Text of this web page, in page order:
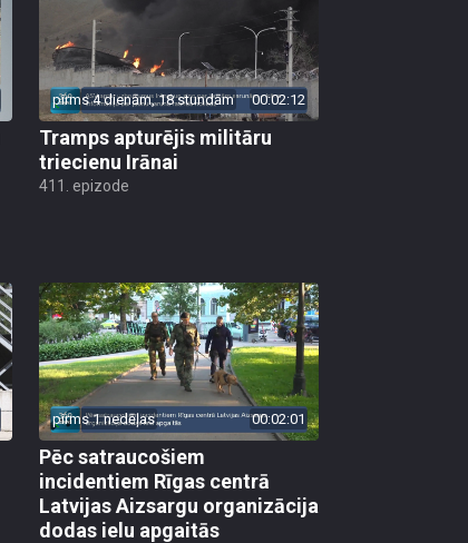
pirms 4 dienām, 18 stundām 00:02:12
Tramps apturējis militāru
triecienu Irānai
411. epizode
pirms 1 nedēļas 00:02:01
Pēc satraucošiem
incidentiem Rīgas centrā
Latvijas Aizsargu organizācija
dodas ielu apgaitās